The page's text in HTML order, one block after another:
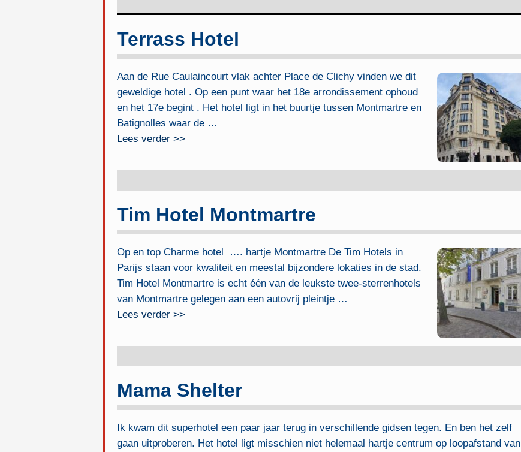
Terrass Hotel
Aan de Rue Caulaincourt vlak achter Place de Clichy vinden we dit
geweldige hotel . Op een punt waar het 18e arrondissement ophoud
en het 17e begint . Het hotel ligt in het buurtje tussen Montmartre en
Batignolles waar de …
Lees verder >>
Tim Hotel Montmartre
Op en top Charme hotel …. hartje Montmartre De Tim Hotels in
Parijs staan voor kwaliteit en meestal bijzondere lokaties in de stad.
Tim Hotel Montmartre is echt één van de leukste twee-sterrenhotels
van Montmartre gelegen aan een autovrij pleintje …
Lees verder >>
Mama Shelter
Ik kwam dit superhotel een paar jaar terug in verschillende gidsen tegen. En ben het zelf
gaan uitproberen. Het hotel ligt misschien niet helemaal hartje centrum op loopafstand van